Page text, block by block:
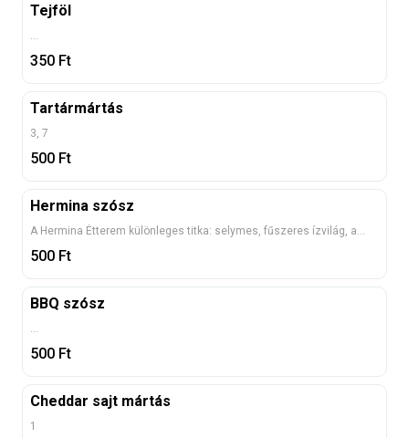
Tejföl
350 Ft
Tartármártás
3, 7
500 Ft
Hermina szósz
500 Ft
BBQ szósz
500 Ft
Cheddar sajt mártás
1